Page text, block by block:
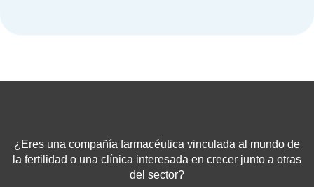
¿Eres una compañía farmacéutica vinculada al mundo de
la fertilidad o una clínica interesada en crecer junto a otras
del sector?